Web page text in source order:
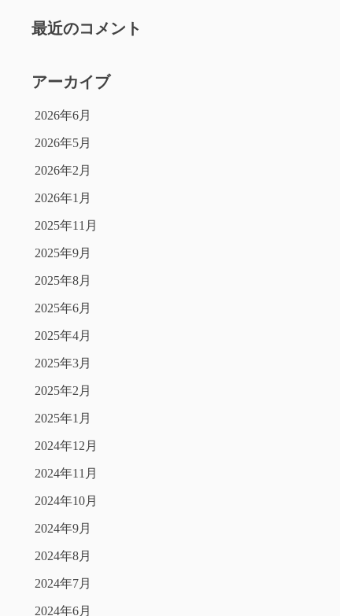
最近のコメント
アーカイブ
2026年6月
2026年5月
2026年2月
2026年1月
2025年11月
2025年9月
2025年8月
2025年6月
2025年4月
2025年3月
2025年2月
2025年1月
2024年12月
2024年11月
2024年10月
2024年9月
2024年8月
2024年7月
2024年6月